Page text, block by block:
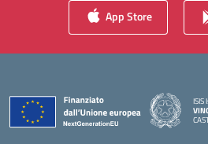
App Store